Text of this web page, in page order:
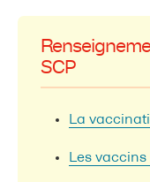
SCP
La
Les